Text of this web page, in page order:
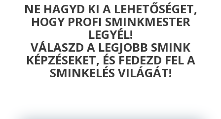
NE HAGYD KI A LEHETŐSÉGET,
HOGY PROFI SMINKMESTER
LEGYÉL!
VÁLASZD A LEGJOBB SMINK
KÉPZÉSEKET, ÉS FEDEZD FEL A
SMINKELÉS VILÁGÁT!